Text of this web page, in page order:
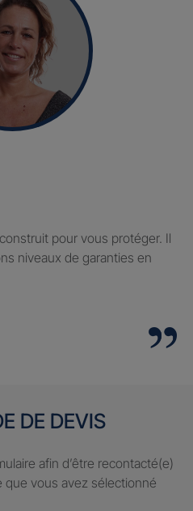
pour vous protéger. Il
niveaux de garanties en
DE DEVIS
afin d’être recontacté(e)
que vous avez sélectionné